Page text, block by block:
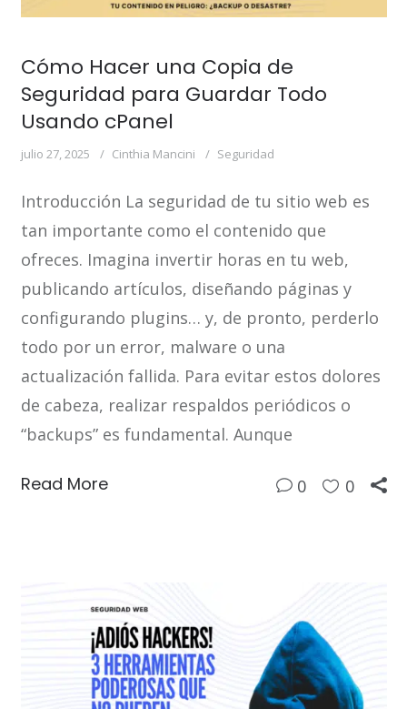
Cómo Hacer una Copia de
Seguridad para Guardar Todo
Usando cPanel
julio 27, 2025 Cinthia Mancini Seguridad
Introducción La seguridad de tu sitio web es
tan importante como el contenido que
ofreces. Imagina invertir horas en tu web,
publicando artículos, diseñando páginas y
configurando plugins… y, de pronto, perderlo
todo por un error, malware o una
actualización fallida. Para evitar estos dolores
de cabeza, realizar respaldos periódicos o
“backups” es fundamental. Aunque
Read More 0 0